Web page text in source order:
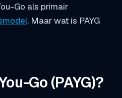
Go als primair
. Maar wat is PAYG
Go (PAYG)?